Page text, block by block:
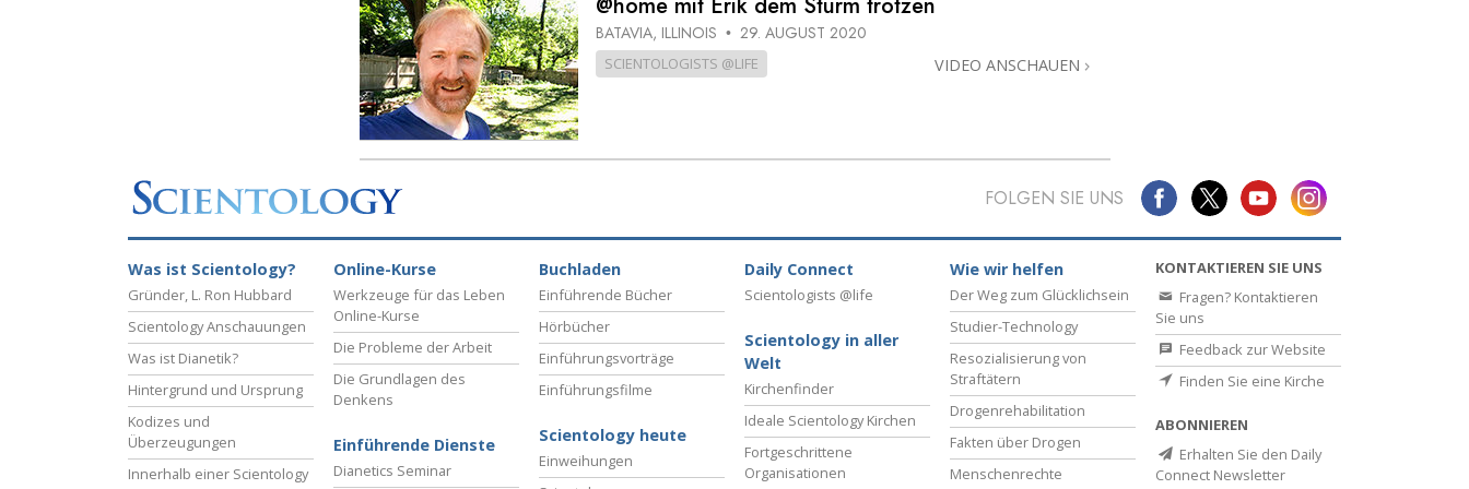
Liebe und Hass – Was ist Größe?
Die Ursache von Unterdrückung
Ermittlungen
Grundlagen des Organisierens
Die Grundlagen von Public Relations
Planziele und Ziele
Die Technologie des Studierens
Kommunikation
@home mit Erik dem Sturm trotzen
BATAVIA, ILLINOIS • 29. AUGUST 2020
SCIENTOLOGISTS @LIFE VIDEO ANSCHAUEN
FOLGEN SIE UNS
Was ist Scientology?
Gründer, L. Ron Hubbard
Scientology Anschauungen
Was ist Dianetik?
Hintergrund und Ursprung
Kodizes und
Überzeugungen
Innerhalb einer Scientology
Online-Kurse
Werkzeuge für das Leben
Online-Kurse
Die Probleme der Arbeit
Die Grundlagen des
Denkens
Einführende Dienste
Dianetics Seminar
Buchladen
Einführende Bücher
Hörbücher
Einführungsvorträge
Einführungsfilme
Scientology heute
Einweihungen
Daily Connect
Scientologists @life
Scientology in aller
Welt
Kirchenfinder
Ideale Scientology Kirchen
Fortgeschrittene
Organisationen
Wie wir helfen
Der Weg zum Glücklichsein
Studier-Technology
Resozialisierung von
Straftätern
Drogenrehabilitation
Fakten über Drogen
Menschenrechte
KONTAKTIEREN SIE UNS
Fragen? Kontaktieren
Sie uns
Feedback zur Website
Finden Sie eine Kirche
ABONNIEREN
Erhalten Sie den Daily
Connect Newsletter